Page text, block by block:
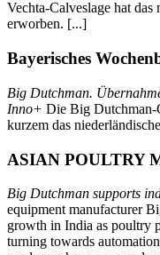
Vechta-Calveslage hat
erworben. [...]
Bayerisches
Big Dutchman.
Inno+ Die Big Dutchman-
kurzem das
ASIAN POULTRY
Big Dutchman supports
equipment manufacturer
growth in India as poultry
turning towards